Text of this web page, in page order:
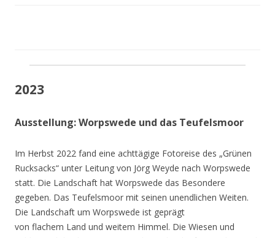
2023
Ausstellung: Worpswede und das Teufelsmoor
Im Herbst 2022 fand eine achttägige Fotoreise des „Grünen
Rucksacks“ unter Leitung von Jörg Weyde nach Worpswede
statt. Die Landschaft hat Worpswede das Besondere
gegeben. Das Teufelsmoor mit seinen unendlichen Weiten.
Die Landschaft um Worpswede ist geprägt
von flachem Land und weitem Himmel. Die Wiesen und